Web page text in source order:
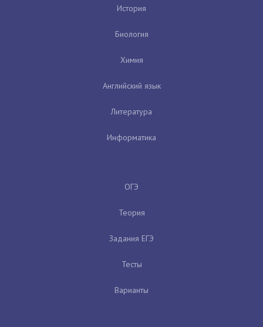
История
Биология
Химия
Английский язык
Литература
Информатика
ОГЭ
Теория
Задания ЕГЭ
Тесты
Варианты